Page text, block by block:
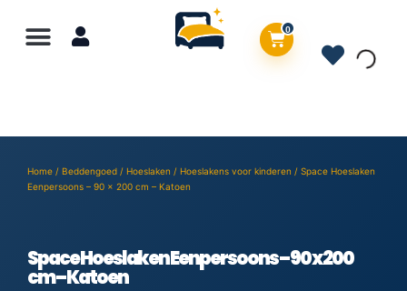
0
Home / Beddengoed / Hoeslaken / Hoeslakens voor kinderen / Space Hoeslaken
Eenpersoons – 90 x 200 cm – Katoen
Space Hoeslaken Eenpersoons – 90 x 200
cm – Katoen